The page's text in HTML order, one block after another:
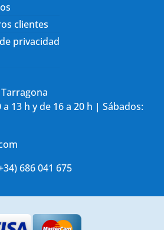
clientes
privacidad
13 h y de 16 a 20 h | Sábados:
686 041 675